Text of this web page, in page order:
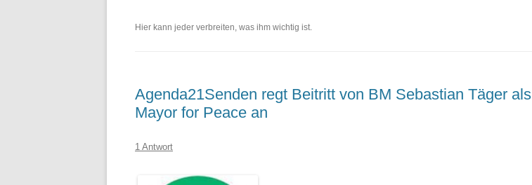
Hier kann jeder verbreiten, was ihm wichtig ist.
Agenda21Senden regt Beitritt von BM Sebastian Täger als
Mayor for Peace an
1 Antwort